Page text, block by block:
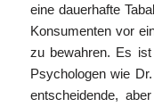
eine dauerhafte
Konsumenten vor
zu bewahren. Es ist
Psychologen wie
entscheidende,